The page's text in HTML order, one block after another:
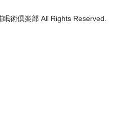
術倶楽部 All Rights Reserved.